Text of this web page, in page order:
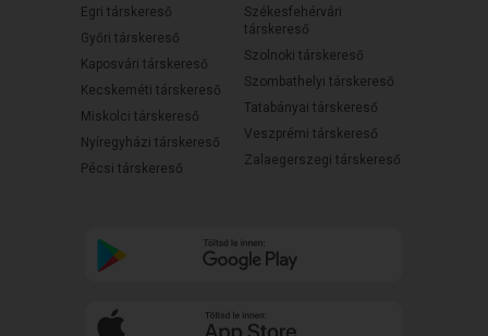
Egri társkereső
Győri társkereső
Kaposvári társkereső
Kecskeméti társkereső
Miskolci társkereső
Nyíregyházi társkereső
Pécsi társkereső
Székesfehérvári
társkereső
Szolnoki társkereső
Szombathelyi társkereső
Tatabányai társkereső
Veszprémi társkereső
Zalaegerszegi társkereső